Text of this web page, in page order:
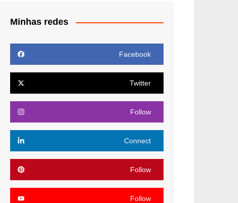
Minhas redes
Facebook
Twitter
Follow
Connect
Follow
Follow